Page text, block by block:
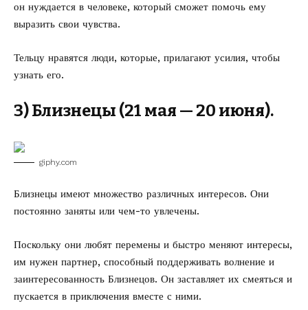
он нуждается в человеке, который сможет помочь ему
выразить свои чувства.
Тельцу нравятся люди, которые, прилагают усилия, чтобы
узнать его.
3) Близнецы (21 мая — 20 июня).
giphy.com
Близнецы имеют множество различных интересов. Они
постоянно заняты или чем-то увлечены.
Поскольку они любят перемены и быстро меняют интересы,
им нужен партнер, способный поддерживать волнение и
заинтересованность Близнецов. Он заставляет их смеяться и
пускается в приключения вместе с ними.